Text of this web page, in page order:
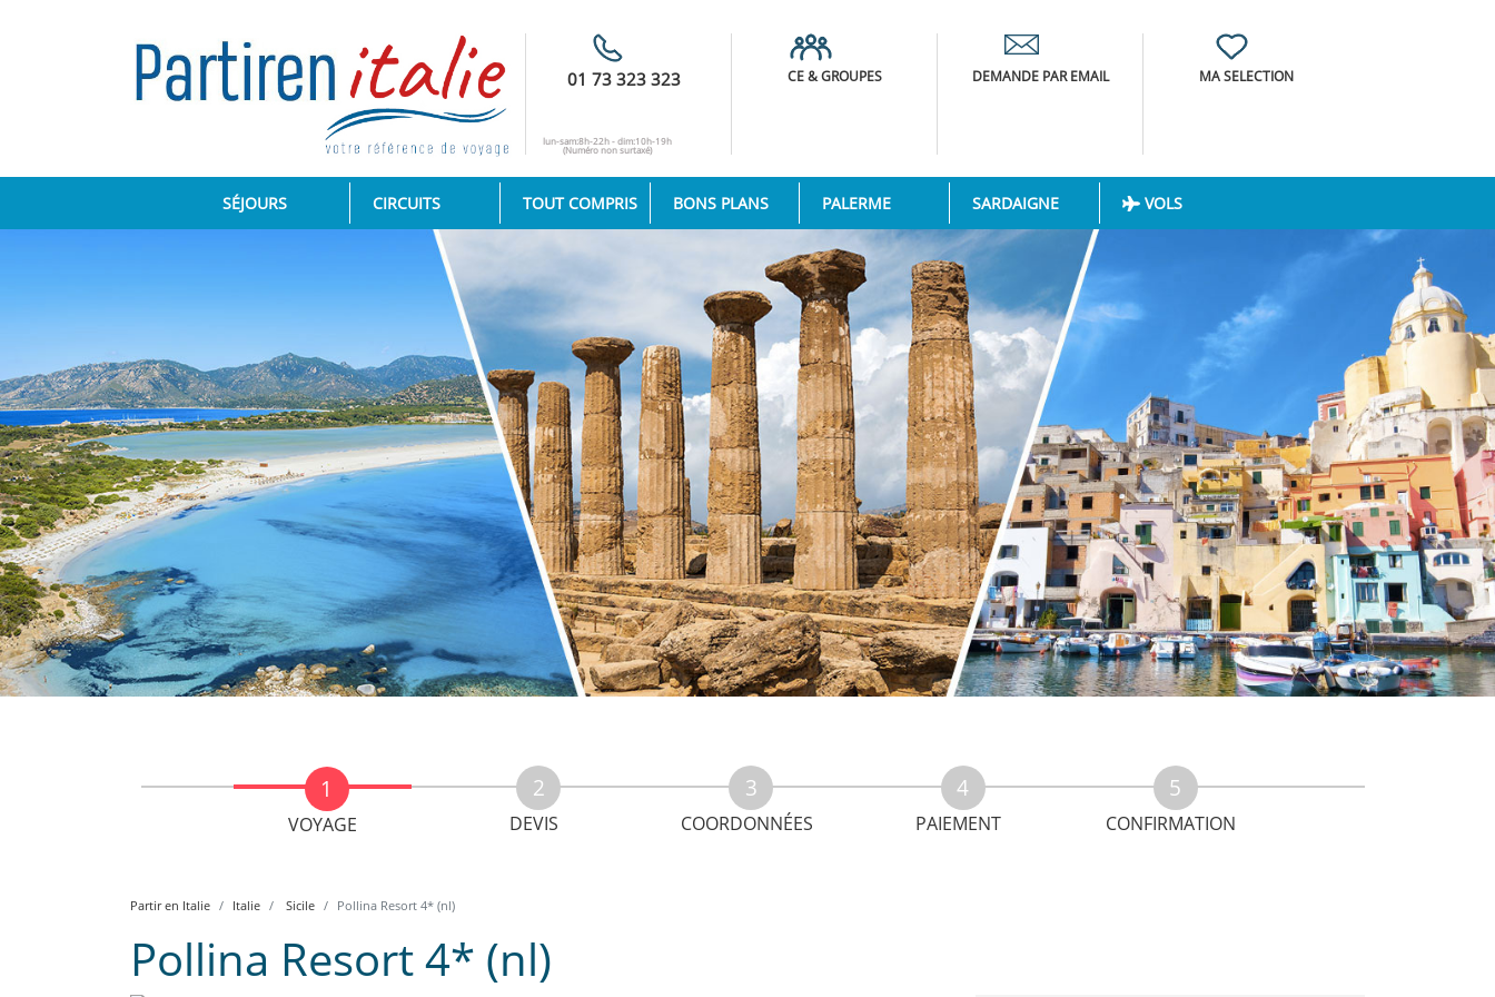
01 73 323 323
lun-sam:8h-22h - dim:10h-19h
(Numéro non surtaxé)
CE & GROUPES DEMANDE PAR EMAIL MA SELECTION
SÉJOURS(CURRENT) CIRCUITS TOUT COMPRIS BONS PLANS PALERME SARDAIGNE VOLS
VOYAGE DEVIS COORDONNÉES PAIEMENT CONFIRMATION
Partir en Italie Italie Sicile Pollina Resort 4* (nl)
Pollina Resort 4* (nl)